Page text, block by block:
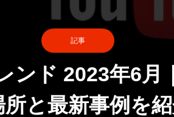
記事
ンド 2023年6月
所と最新事例を